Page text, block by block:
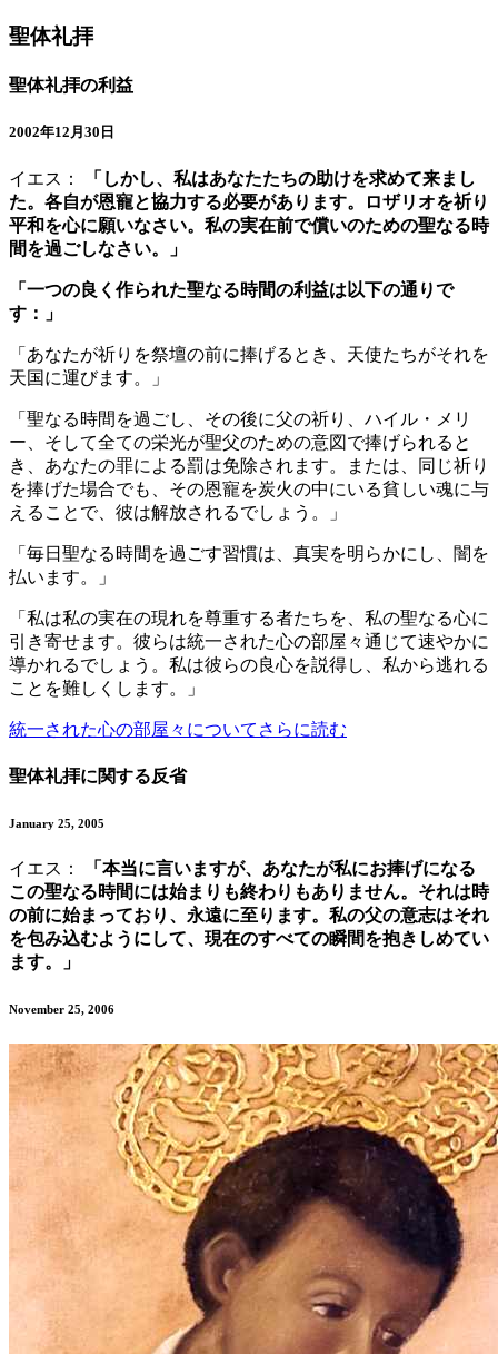
聖体礼拝
聖体礼拝の利益
2002年12月30日
イエス：
「しかし、私はあなたたちの助けを求めて来まし
た。各自が恩寵と協力する必要があります。ロザリオを祈り
平和を心に願いなさい。私の実在前で償いのための聖なる時
間を過ごしなさい。」
「一つの良く作られた聖なる時間の利益は以下の通りで
す：」
「あなたが祈りを祭壇の前に捧げるとき、天使たちがそれを
天国に運びます。」
「聖なる時間を過ごし、その後に父の祈り、ハイル・メリ
ー、そして全ての栄光が聖父のための意図で捧げられると
き、あなたの罪による罰は免除されます。または、同じ祈り
を捧げた場合でも、その恩寵を炭火の中にいる貧しい魂に与
えることで、彼は解放されるでしょう。」
「毎日聖なる時間を過ごす習慣は、真実を明らかにし、闇を
払います。」
「私は私の実在の現れを尊重する者たちを、私の聖なる心に
引き寄せます。彼らは統一された心の部屋々通じて速やかに
導かれるでしょう。私は彼らの良心を説得し、私から逃れる
ことを難しくします。」
統一された心の部屋々についてさらに読む
聖体礼拝に関する反省
January 25, 2005
イエス：
「本当に言いますが、あなたが私にお捧げになる
この聖なる時間には始まりも終わりもありません。それは時
の前に始まっており、永遠に至ります。私の父の意志はそれ
を包み込むようにして、現在のすべての瞬間を抱きしめてい
ます。」
November 25, 2006